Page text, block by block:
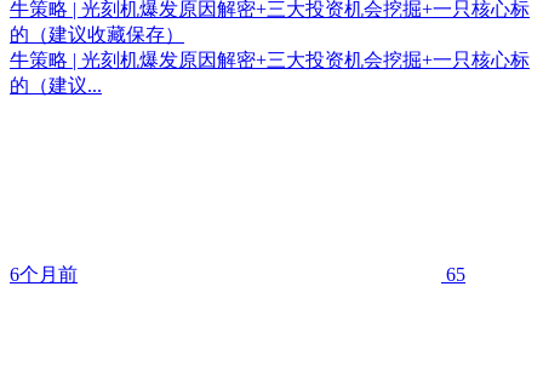
牛策略 | 光刻机爆发原因解密+三大投资机会挖掘+一只核心标
的（建议收藏保存）
牛策略 | 光刻机爆发原因解密+三大投资机会挖掘+一只核心标
的（建议...
6个月前 65